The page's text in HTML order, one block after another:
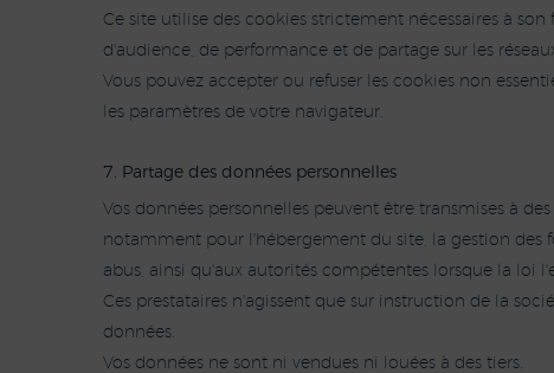
Ce site utilise des cookies strictement nécessaires à
d'audience, de performance et de partage sur les
Vous pouvez accepter ou refuser les cookies non
les paramètres de votre navigateur.
7. Partage des données personnelles
Vos données personnelles peuvent être transmises à
notamment pour l'hébergement du site, la gestion des
abus, ainsi qu'aux autorités compétentes lorsque la loi
Ces prestataires n'agissent que sur instruction de la
données.
Vos données ne sont ni vendues ni louées à des tiers.